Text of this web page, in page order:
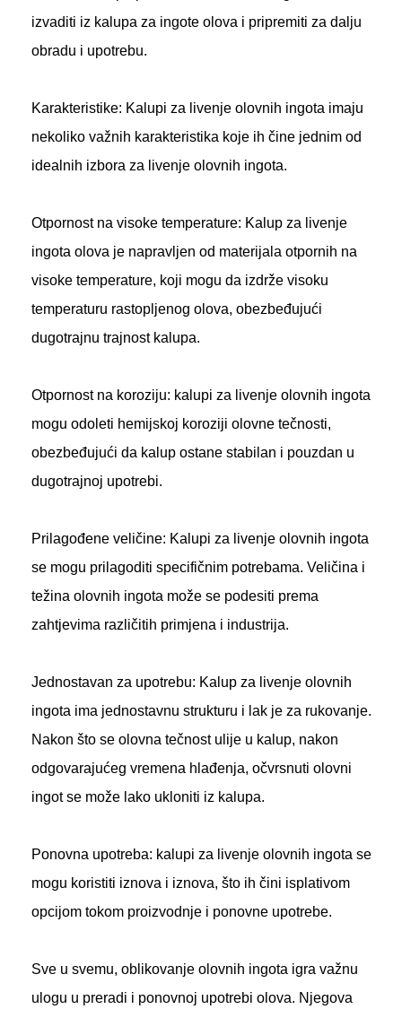
izvaditi iz kalupa za ingote olova i pripremiti za dalju
obradu i upotrebu.
Karakteristike: Kalupi za livenje olovnih ingota imaju
nekoliko važnih karakteristika koje ih čine jednim od
idealnih izbora za livenje olovnih ingota.
Otpornost na visoke temperature: Kalup za livenje
ingota olova je napravljen od materijala otpornih na
visoke temperature, koji mogu da izdrže visoku
temperaturu rastopljenog olova, obezbeđujući
dugotrajnu trajnost kalupa.
Otpornost na koroziju: kalupi za livenje olovnih ingota
mogu odoleti hemijskoj koroziji olovne tečnosti,
obezbeđujući da kalup ostane stabilan i pouzdan u
dugotrajnoj upotrebi.
Prilagođene veličine: Kalupi za livenje olovnih ingota
se mogu prilagoditi specifičnim potrebama. Veličina i
težina olovnih ingota može se podesiti prema
zahtjevima različitih primjena i industrija.
Jednostavan za upotrebu: Kalup za livenje olovnih
ingota ima jednostavnu strukturu i lak je za rukovanje.
Nakon što se olovna tečnost ulije u kalup, nakon
odgovarajućeg vremena hlađenja, očvrsnuti olovni
ingot se može lako ukloniti iz kalupa.
Ponovna upotreba: kalupi za livenje olovnih ingota se
mogu koristiti iznova i iznova, što ih čini isplativom
opcijom tokom proizvodnje i ponovne upotrebe.
Sve u svemu, oblikovanje olovnih ingota igra važnu
ulogu u preradi i ponovnoj upotrebi olova. Njegova